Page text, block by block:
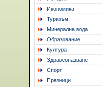
Икономика
Туризъм
Минерална вода
Образование
Култура
Здравеопазване
Спорт
Празници